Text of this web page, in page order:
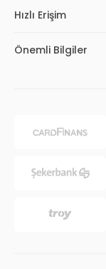
Hızlı Erişim
Önemli Bilgiler